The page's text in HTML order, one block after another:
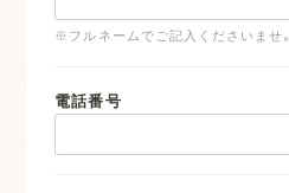
※フルネームでご記入くださいませ。
電話番号